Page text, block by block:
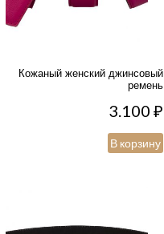
Кожаный женский джинсовый
ремень
3.100₽
В корзину